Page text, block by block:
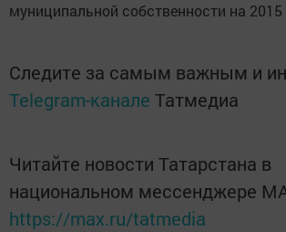
муниципальной собственности на 2015
Следите за самым важным и
Telegram-канале Татмедиа
Читайте новости Татарстана в
национальном мессенджере
https://max.ru/tatmedia